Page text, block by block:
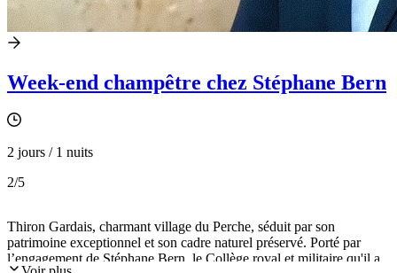
Week-end champêtre chez Stéphane Bern
2 jours / 1 nuits
2/5
Thiron Gardais, charmant village du Perche, séduit par son
patrimoine exceptionnel et son cadre naturel préservé. Porté par
l’engagement de Stéphane Bern, le Collège royal et militaire qu'il a